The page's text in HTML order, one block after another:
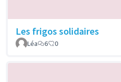
Les frigos solidaires
Léa
6 0